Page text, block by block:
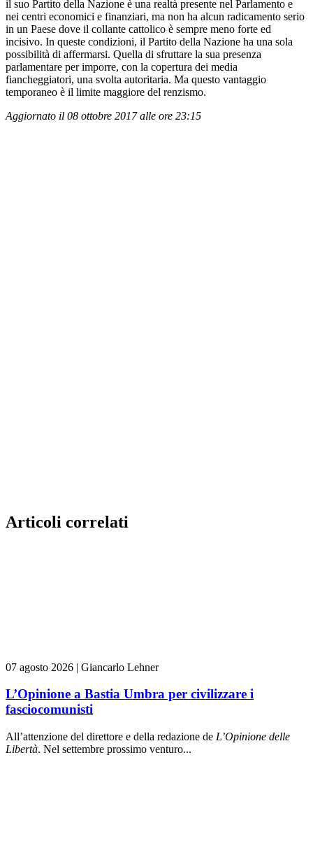
il suo Partito della Nazione è una realtà presente nel Parlamento e
nei centri economici e finanziari, ma non ha alcun radicamento serio
in un Paese dove il collante cattolico è sempre meno forte ed
incisivo. In queste condizioni, il Partito della Nazione ha una sola
possibilità di affermarsi. Quella di sfruttare la sua presenza
parlamentare per imporre, con la copertura dei media
fiancheggiatori, una svolta autoritaria. Ma questo vantaggio
temporaneo è il limite maggiore del renzismo.
Aggiornato il 08 ottobre 2017 alle ore 23:15
Articoli correlati
07 agosto 2026 | Giancarlo Lehner
L’Opinione a Bastia Umbra per civilizzare i
fasciocomunisti
All’attenzione del direttore e della redazione de L’Opinione delle
Libertà. Nel settembre prossimo venturo...